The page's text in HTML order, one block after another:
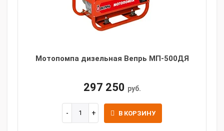
Мотопомпа дизельная Вепрь МП-500ДЯ
297 250 руб.
В КОРЗИНУ